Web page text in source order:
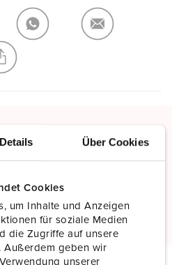
Details Über Cookies
Cookies
um Inhalte und Anzeigen
für soziale Medien
die Zugriffe auf unsere
Außerdem geben wir
unserer
TOEVOEGEN
MAKEN
Schroefklemmen